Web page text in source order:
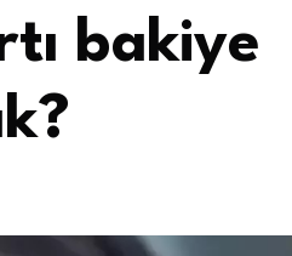
bakiye